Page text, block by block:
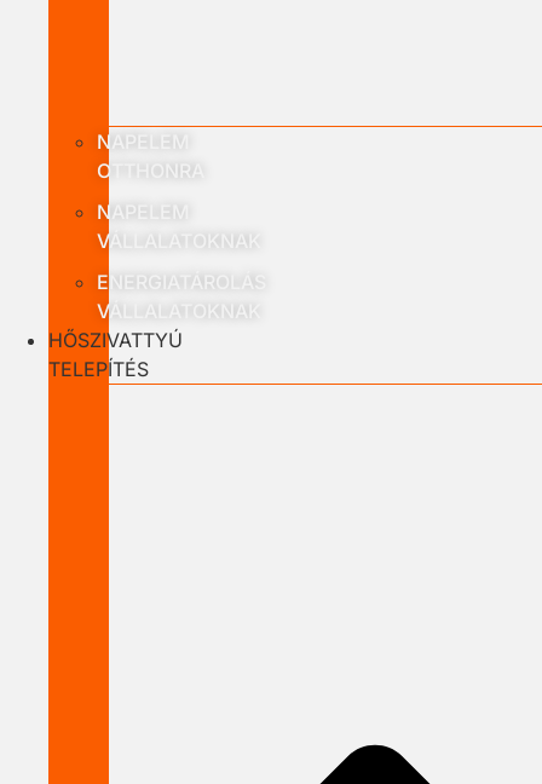
NAPELEM
OTTHONRA
NAPELEM
VÁLLALATOKNAK
ENERGIATÁROLÁS
VÁLLALATOKNAK
HŐSZIVATTYÚ
TELEPÍTÉS